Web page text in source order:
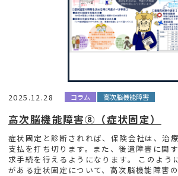
2025.12.28 コラム 高次脳機能障害
高次脳機能障害⑧（症状固定）
症状固定と診断されれば、保険会社は、治
支払を打ち切ります。また、後遺障害に関
求手続を行えるようになります。 このよう
がある症状固定について、高次脳機能障害